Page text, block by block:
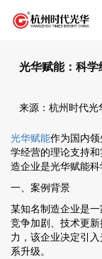
光华赋能：科学
来源：杭州时代光
光华赋能作为国内
学经营的理论支持
造企业是光华赋能科
一、案例背景
某知名制造企业是
竞争加剧、技术更
力，该企业决定引
系升级。